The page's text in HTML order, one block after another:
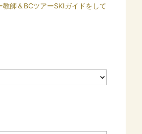
師＆BCツアーSKIガイドをして